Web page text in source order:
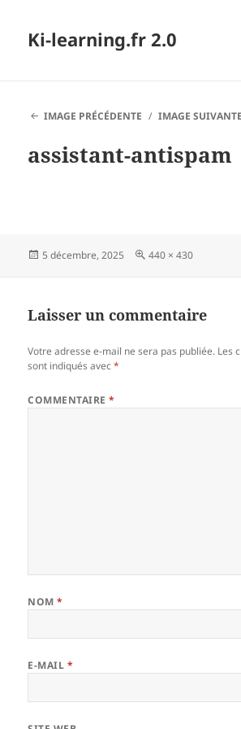
Ki-learning.fr 2.0
IMAGE PRÉCÉDENTE
IMAGE SUIVANTE
assistant-antispam
Publié
5 décembre, 2025
Taille
440 × 430
Laisser un commentaire
Votre adresse e-mail ne sera pas publiée. Les
sont indiqués avec*
COMMENTAIRE*
NOM*
E-MAIL *